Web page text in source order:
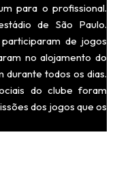
para o profissional.
de São Paulo.
de jogos
no alojamento do
durante todos os dias.
do clube foram
dos jogos que os